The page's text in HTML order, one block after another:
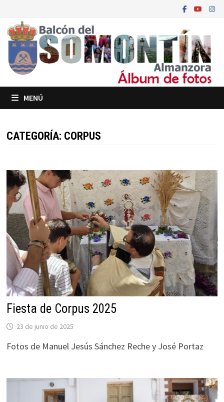
contenido
MENÚ
CATEGORÍA: CORPUS
Fiesta de Corpus 2025
23 de junio de 2025
Fotos de Manuel Jesús Sánchez Reche y José Portaz